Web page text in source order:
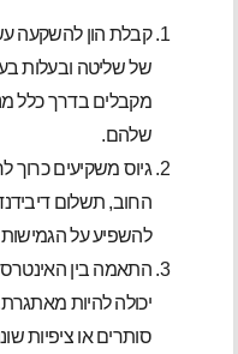
קבלת הון להשקעה
של שליטה ובעלות
מקבלים בדרך כלל
שלהם.
גיוס משקיעים כרוך
החוב, תשלום
להשפיע על הגמישות
התאמה בין
יכולה להיות
סותרים או ציפיות